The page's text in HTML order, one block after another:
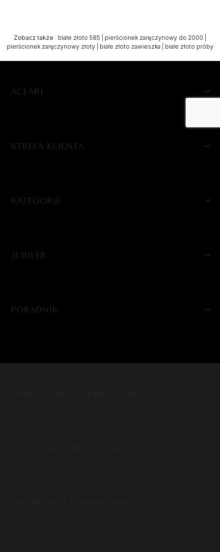
Zobacz także : białe złoto 585 pierścionek zaręczynowy do 2000
pierścionek zaręczynowy złoty| białe złoto zawieszka białe złoto próby
ACLARI
STREFA KLIENTA
KATEGORIE
JUBILER
PORADNIK